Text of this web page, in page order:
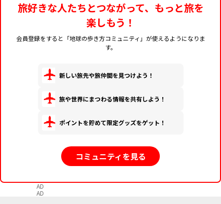
旅好きな人たちとつながって、もっと旅を
楽しもう！
会員登録をすると「地球の歩き方コミュニティ」が使えるようになりま
す。
新しい旅先や旅仲間を見つけよう！
旅や世界にまつわる情報を共有しよう！
ポイントを貯めて限定グッズをゲット！
コミュニティを見る
AD
AD